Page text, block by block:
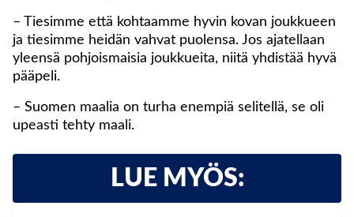
– Tiesimme että kohtaamme hyvin kovan joukkueen
ja tiesimme heidän vahvat puolensa. Jos ajatellaan
yleensä pohjoismaisia joukkueita, niitä yhdistää hyvä
pääpeli.
– Suomen maalia on turha enempiä selitellä, se oli
upeasti tehty maali.
LUE MYÖS: